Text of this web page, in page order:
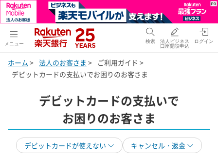
メニュー 検索
法人ビジネス
口座開設申込
ログイン
ホーム > 法人のお客さま >
ご利用ガイド >
デビットカードの支払いでお困りのお客さま
デビットカードの支払いで
お困りのお客さま
デビットカードが使えない キャンセル・返金